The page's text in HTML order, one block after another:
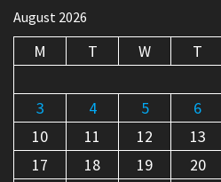
August 2026
M T W T
3
4 5 6
10
11 12 13
17
18 19 20